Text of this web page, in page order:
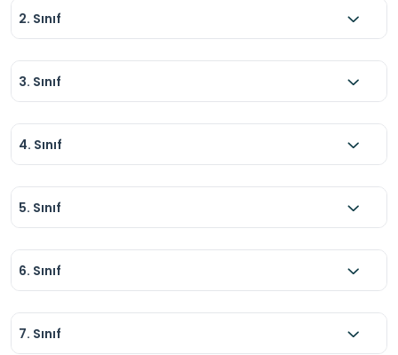
2. Sınıf
3. Sınıf
4. Sınıf
5. Sınıf
6. Sınıf
7. Sınıf